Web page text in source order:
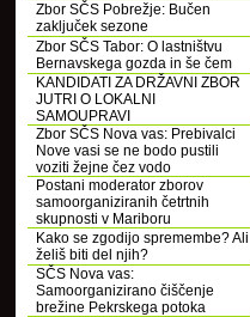
Zbor SČS Pobrežje: Bučen
zaključek sezone
Zbor SČS Tabor: O lastništvu
Bernavskega gozda in še čem
KANDIDATI ZA DRŽAVNI ZBOR
JUTRI O LOKALNI
SAMOUPRAVI
Zbor SČS Nova vas: Prebivalci
Nove vasi se ne bodo pustili
voziti žejne čez vodo
Postani moderator zborov
samoorganiziranih četrtnih
skupnosti v Mariboru
Kako se zgodijo spremembe? Ali
želiš biti del njih?
SČS Nova vas:
Samoorganizirano čiščenje
brežine Pekrskega potoka